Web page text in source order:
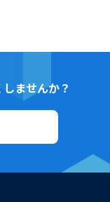
ませんか？